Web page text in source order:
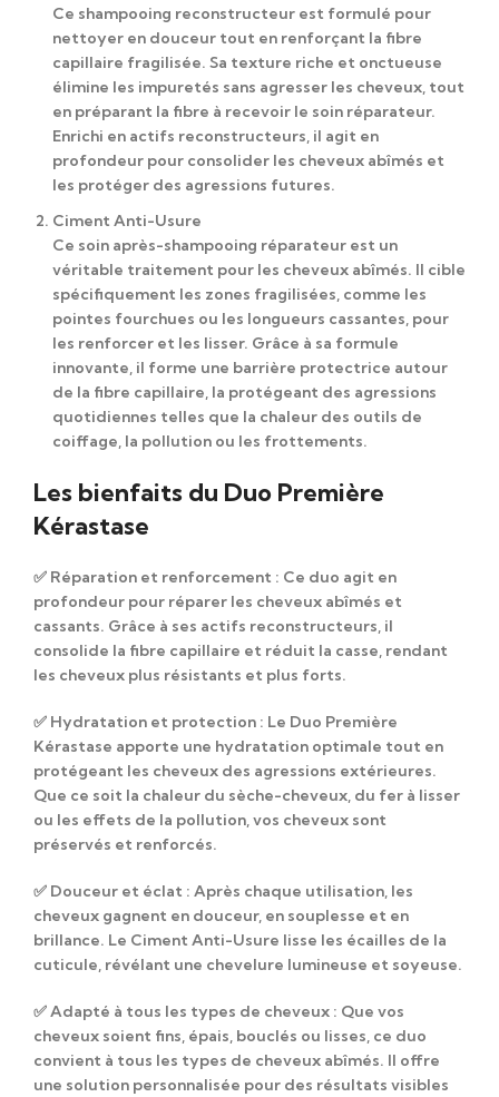
Ce shampooing reconstructeur est formulé pour
nettoyer en douceur tout en renforçant la fibre
capillaire fragilisée. Sa texture riche et onctueuse
élimine les impuretés sans agresser les cheveux, tout
en préparant la fibre à recevoir le soin réparateur.
Enrichi en actifs reconstructeurs, il agit en
profondeur pour consolider les cheveux abîmés et
les protéger des agressions futures.
Ciment Anti-Usure
Ce soin après-shampooing réparateur est un
véritable traitement pour les cheveux abîmés. Il cible
spécifiquement les zones fragilisées, comme les
pointes fourchues ou les longueurs cassantes, pour
les renforcer et les lisser. Grâce à sa formule
innovante, il forme une barrière protectrice autour
de la fibre capillaire, la protégeant des agressions
quotidiennes telles que la chaleur des outils de
coiffage, la pollution ou les frottements.
Les bienfaits du Duo Première
Kérastase
✅ Réparation et renforcement : Ce duo agit en
profondeur pour réparer les cheveux abîmés et
cassants. Grâce à ses actifs reconstructeurs, il
consolide la fibre capillaire et réduit la casse, rendant
les cheveux plus résistants et plus forts.
✅ Hydratation et protection : Le Duo Première
Kérastase apporte une hydratation optimale tout en
protégeant les cheveux des agressions extérieures.
Que ce soit la chaleur du sèche-cheveux, du fer à lisser
ou les effets de la pollution, vos cheveux sont
préservés et renforcés.
✅ Douceur et éclat : Après chaque utilisation, les
cheveux gagnent en douceur, en souplesse et en
brillance. Le Ciment Anti-Usure lisse les écailles de la
cuticule, révélant une chevelure lumineuse et soyeuse.
✅ Adapté à tous les types de cheveux : Que vos
cheveux soient fins, épais, bouclés ou lisses, ce duo
convient à tous les types de cheveux abîmés. Il offre
une solution personnalisée pour des résultats visibles